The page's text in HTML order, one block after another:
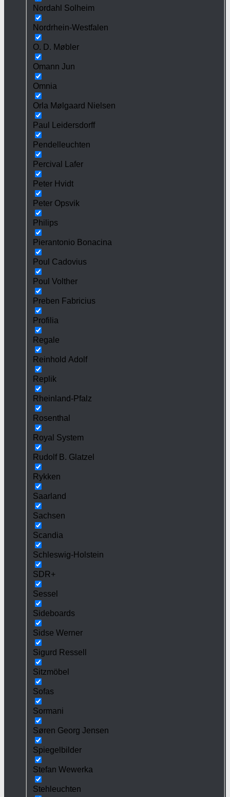
Nordahl Solheim
Nordrhein-Westfalen
O. D. Møbler
Omann Jun
Omnia
Orla Mølgaard Nielsen
Paul Leidersdorff
Pendelleuchten
Percival Lafer
Peter Hvidt
Peter Opsvik
Philips
Pierantonio Bonacina
Poul Cadovius
Poul Volther
Preben Fabricius
Profilia
Regale
Reinhold Adolf
Replik
Rheinland-Pfalz
Rosenthal
Royal System
Rudolf B. Glatzel
Rykken
Saarland
Sachsen
Scandia
Schleswig-Holstein
SDR+
Sessel
Sideboards
Sidse Werner
Sigurd Ressell
Sitzmöbel
Sofas
Sormani
Søren Georg Jensen
Spiegelbilder
Stefan Wewerka
Stehleuchten